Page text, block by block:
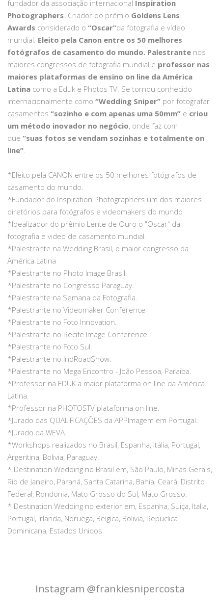
fundador da associação internacional Inspiration
Photographers. Criador do prêmio Goldens Lens
Awards considerado o “Oscar”da fotografia e vídeo
mundial. Eleito pela Canon entre os 50 melhores
fotógrafos de casamento do mundo. Palestrante nos
maiores congressos de fotografia mundial e professor nas
maiores plataformas de ensino on line da América
Latina como a Eduk e Photos TV. Se tornou conhecido
internacionalmente como “Wedding Sniper” por fotografar
casamentos “sozinho e com apenas uma 50mm” e criou
um método inovador no negócio, onde faz com
que “suas fotos se vendam sozinhas e totalmente on
line”.
*Eleito pela CANON entre os 50 melhores fotógrafos de
casamento do mundo.
*Fundador do Inspiration Photographers um dos maiores
diretórios para fotógrafos e videomakers do mundo
*Idealizador do prêmio Lente de Ouro o "Oscar" da
fotografia e video de casamento mundial.
*Palestrante na Wedding Brasil, o maior congresso da
América Latina
*Palestrante no Photo Image Brasil.
*Palestrante no Congresso Paraguay.
*Palestrante na Semana da Fotografia.
*Palestrante no Videomaker Conference
*Palestrante no Foto Innovation.
*Palestrante no Recife Image Conference.
*Palestrante no Foto Sul.
*Palestrante no IndRoadShow.
*Palestrante no Mega Encontro - João Pessoa, Paraiba.
*Professor na EDUK a maior plataforma on line da América
Latina.
*Professor na PHOTOSTV plataforma on line.
*Jurado das QUALIFICAÇÕES da APPImagem em Portugal.
*Jurado da WEVA.
*Workshops realizados no Brasil, Espanha, Itália, Portugal,
Argentina, Bolivia, Paraguay.
* Destination Wedding no Brasil em, São Paulo, Minas Gerais,
Rio de Janeiro, Paraná, Santa Catarina, Bahia, Ceará, Distrito
Federal, Rondonia, Mato Grosso do Sul, Mato Grosso.
* Destination Wedding no exterior em, Espanha, Suiça, Italia,
Portugal, Irlanda, Noruega, Belgica, Bolivia, Repuclica
Dominicana, Estados Unidos.
Instagram @frankiesnipercosta